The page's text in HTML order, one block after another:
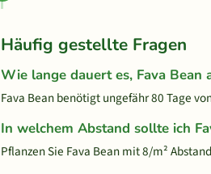
Häufig gestellte Fragen
Wie lange dauert es, Fava Bean
Fava Bean benötigt ungefähr 80 Tage
In welchem Abstand sollte ich
Pflanzen Sie Fava Bean mit 8/m²